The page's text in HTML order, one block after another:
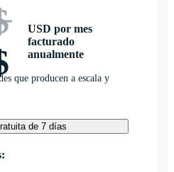
USD por mes
facturado
anualmente
que producen a escala y
de 7 días